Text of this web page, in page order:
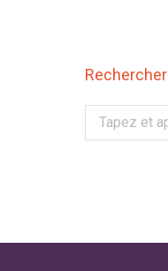
Rechercher
Recherche
: